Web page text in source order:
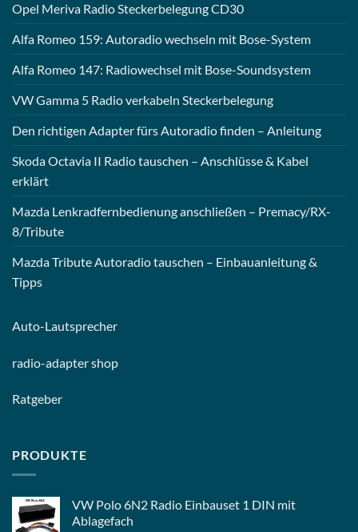
Opel Meriva Radio Steckerbelegung CD30
Alfa Romeo 159: Autoradio wechseln mit Bose-System
Alfa Romeo 147: Radiowechsel mit Bose-Soundsystem
VW Gamma 5 Radio verkabeln Steckerbelegung
Den richtigen Adapter fürs Autoradio finden – Anleitung
Skoda Octavia II Radio tauschen – Anschlüsse & Kabel
erklärt
Mazda Lenkradfernbedienung anschließen – Premacy/RX-
8/Tribute
Mazda Tribute Autoradio tauschen – Einbauanleitung &
Tipps
Auto-Lautsprecher
radio-adapter shop
Ratgeber
PRODUKTE
VW Polo 6N2 Radio Einbauset 1 DIN mit
Ablagefach